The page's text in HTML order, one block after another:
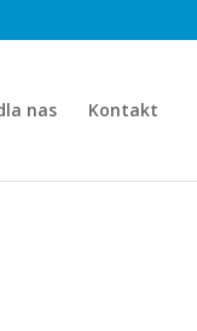
nas Kontakt